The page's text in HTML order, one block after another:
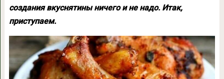
создания вкуснятины ничего и не надо. Итак,
приступаем.